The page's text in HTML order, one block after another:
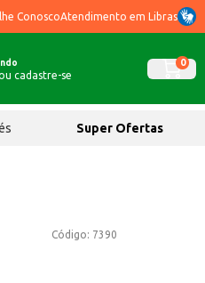
ConoscoAtendimento em Libras
cadastre-se
0
Super Ofertas
Código: 7390